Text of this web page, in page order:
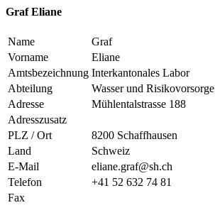
Graf Eliane
Name
Graf
Vorname
Eliane
Amtsbezeichnung Interkantonales Labor
Abteilung
Wasser und Risikovorsorge
Adresse
Mühlentalstrasse 188
Adresszusatz
PLZ / Ort
8200 Schaffhausen
Land
Schweiz
E-Mail
eliane.graf@sh.ch
Telefon
+41 52 632 74 81
Fax